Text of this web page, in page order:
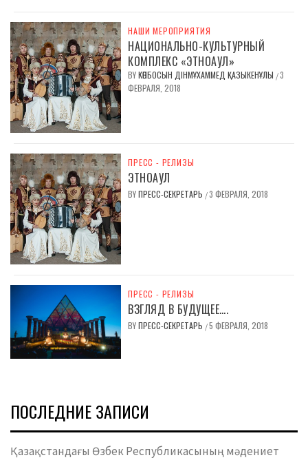
НАШИ МЕРОПРИЯТИЯ
НАЦИОНАЛЬНО-КУЛЬТУРНЫЙ
КОМПЛЕКС «ЭТНОАУЛ»
BYКӨПБОСЫН ДІНМҰХАММЕД ҚАЗЫКЕНҰЛЫ /3
ФЕВРАЛЯ, 2018
ПРЕСС - РЕЛИЗЫ
ЭТНОАУЛ
BYПРЕСС-СЕКРЕТАРЬ /3 ФЕВРАЛЯ, 2018
ПРЕСС - РЕЛИЗЫ
ВЗГЛЯД В БУДУЩЕЕ….
BYПРЕСС-СЕКРЕТАРЬ /5 ФЕВРАЛЯ, 2018
ПОСЛЕДНИЕ ЗАПИСИ
Қазақстандағы Өзбек Республикасының мәдениет